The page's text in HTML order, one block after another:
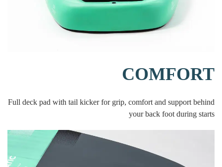
COMFORT
Full deck pad with tail kicker for grip, comfort and support behind
your back foot during starts